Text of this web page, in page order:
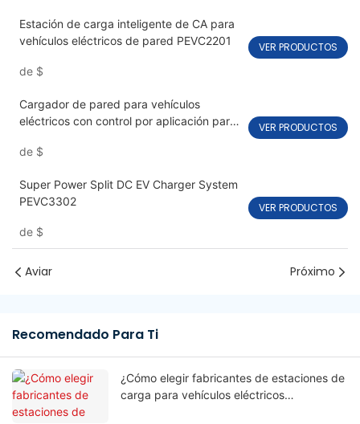
Estación de carga inteligente de CA para
vehículos eléctricos de pared PEVC2201
de $
VER PRODUCTOS
Cargador de pared para vehículos
eléctricos con control por aplicación para
de $
VER PRODUCTOS
Super Power Split DC EV Charger System
PEVC3302
de $
VER PRODUCTOS
Aviar Próximo
Recomendado Para Ti
¿Cómo elegir fabricantes de estaciones de
carga para vehículos eléctricos